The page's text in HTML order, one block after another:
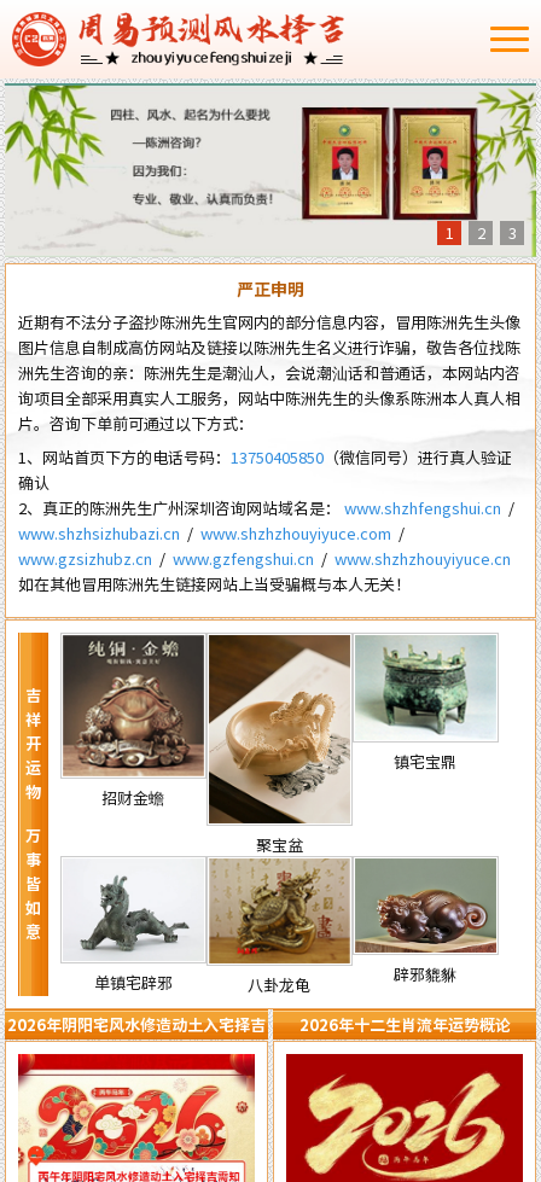
1 2 3
严正申明
近期有不法分子盗抄陈洲先生官网内的部分信息内容，冒用陈洲先生头像
图片信息自制成高仿网站及链接以陈洲先生名义进行诈骗，敬告各位找陈
洲先生咨询的亲：陈洲先生是潮汕人，会说潮汕话和普通话，本网站内咨
询项目全部采用真实人工服务，网站中陈洲先生的头像系陈洲本人真人相
片。咨询下单前可通过以下方式：
1、网站首页下方的电话号码： 13750405850 （微信同号）进行真人验证
确认
2、真正的陈洲先生广州深圳咨询网站域名是： www.shzhfengshui.cn /
www.shzhsizhubazi.cn / www.shzhzhouyiyuce.com /
www.gzsizhubz.cn / www.gzfengshui.cn / www.shzhzhouyiyuce.cn
如在其他冒用陈洲先生链接网站上当受骗概与本人无关！
吉祥开运物 万事皆如意 招财金蟾
聚宝盆
镇宅宝鼎
单镇宅辟邪 八卦龙龟 辟邪貔貅
2026年阴阳宅风水修造动土入宅择吉
需知
2026年十二生肖流年运势概论